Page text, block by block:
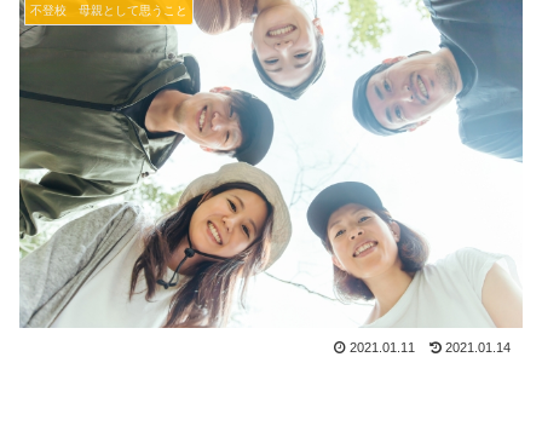
不登校 母親として思うこと
2021.01.11 2021.01.14